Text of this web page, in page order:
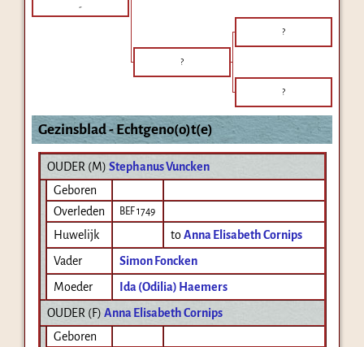
-
?
?
?
Gezinsblad - Echtgeno(o)t(e)
OUDER (M) Stephanus Vuncken
Geboren
Overleden
BEF 1749
Huwelijk toAnna Elisabeth Cornips
Vader
Simon Foncken
Moeder
Ida (Odilia) Haemers
OUDER (F) Anna Elisabeth Cornips
Geboren